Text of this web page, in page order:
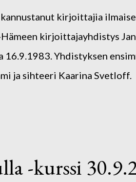
kirjoittajia
kirjoittajayhdistys
Yhdistyksen
ja sihteeri Kaarina Svetloff.
luovaa harrastusta.
-kurssi